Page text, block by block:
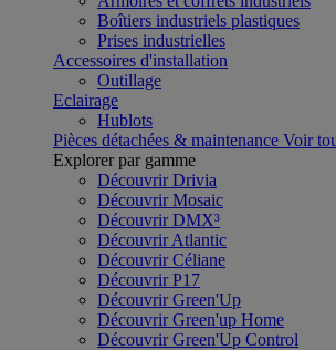
Boîtiers industriels plastiques
Prises industrielles
Accessoires d'installation
Outillage
Eclairage
Hublots
Pièces détachées & maintenance Voir
Explorer par gamme
Découvrir Drivia
Découvrir Mosaic
Découvrir DMX³
Découvrir Atlantic
Découvrir Céliane
Découvrir P17
Découvrir Green'Up
Découvrir Green'up Home
Découvrir Green'Up Control